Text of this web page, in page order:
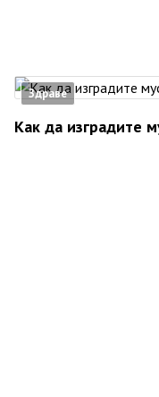
Здраве
Как да изградите